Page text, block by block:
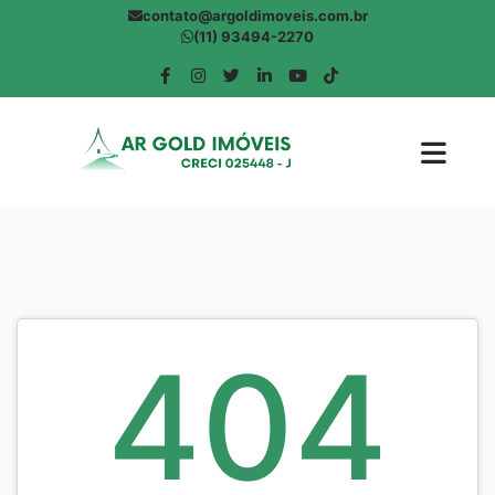
contato@argoldimoveis.com.br
(11) 93494-2270
404